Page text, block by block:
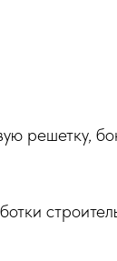
решетку,